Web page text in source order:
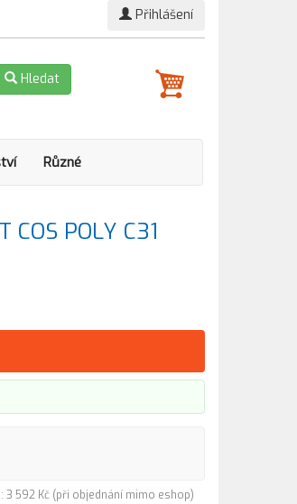
Přihlášení
Hledat
Různé
POLY C31
3 592 Kč (při objednání mimo eshop)